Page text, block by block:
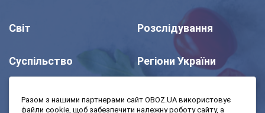
Світ Розслідування
Суспільство Регіони України
Разом з нашими партнерами сайт OBOZ.UA використовує
файли cookie, щоб забезпечити належну роботу сайту, а